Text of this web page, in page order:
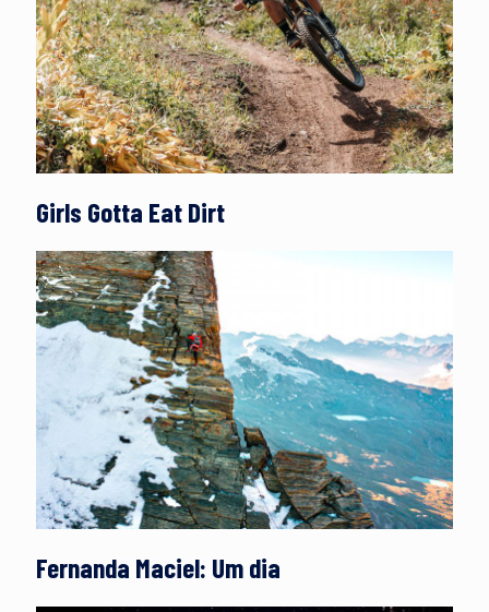
Girls Gotta Eat Dirt
Fernanda Maciel: Um dia